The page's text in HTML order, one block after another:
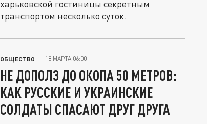
харьковской гостиницы секретным
транспортом несколько суток.
ОБЩЕСТВО 18 МАРТА 06:00
НЕ ДОПОЛЗ ДО ОКОПА 50 МЕТРОВ:
КАК РУССКИЕ И УКРАИНСКИЕ
СОЛДАТЫ СПАСАЮТ ДРУГ ДРУГА